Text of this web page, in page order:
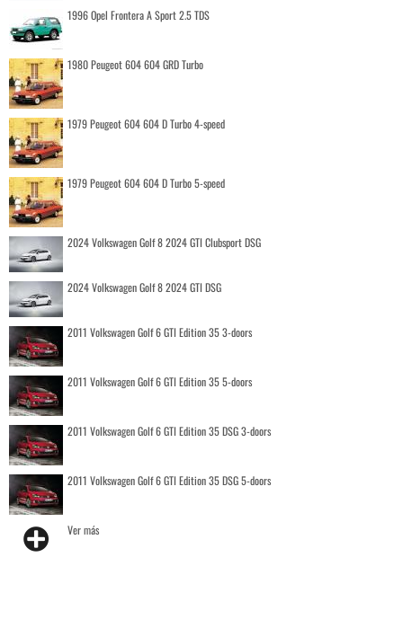
1996 Opel Frontera A Sport 2.5 TDS
1980 Peugeot 604 604 GRD Turbo
1979 Peugeot 604 604 D Turbo 4-speed
1979 Peugeot 604 604 D Turbo 5-speed
2024 Volkswagen Golf 8 2024 GTI Clubsport DSG
2024 Volkswagen Golf 8 2024 GTI DSG
2011 Volkswagen Golf 6 GTI Edition 35 3-doors
2011 Volkswagen Golf 6 GTI Edition 35 5-doors
2011 Volkswagen Golf 6 GTI Edition 35 DSG 3-doors
2011 Volkswagen Golf 6 GTI Edition 35 DSG 5-doors
Ver más